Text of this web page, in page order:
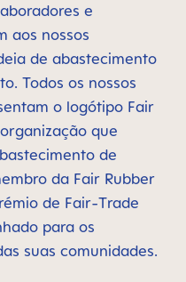
e
aos nossos
de abastecimento
Todos os nossos
o logótipo Fair
que
de
da Fair Rubber
de Fair-Trade
para os
suas comunidades.